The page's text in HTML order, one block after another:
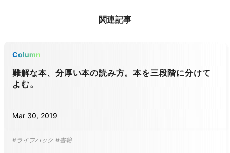
関連記事
Column
難解な本、分厚い本の読み方。本を三段階に分けて
よむ。
Mar 30, 2019
#ライフハック #書籍